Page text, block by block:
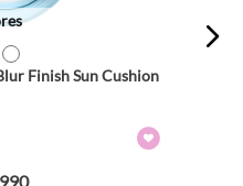
Finish Sun Cushion
990